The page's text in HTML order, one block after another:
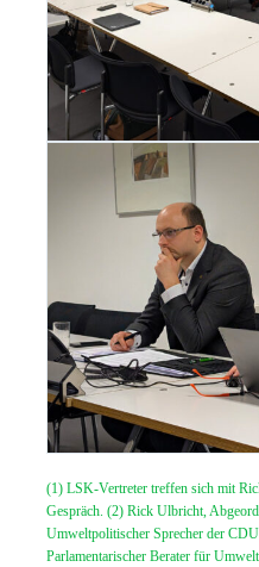
(1) LSK-Vertreter treffen sich mit
Gespräch. (2) Rick Ulbricht,
Umweltpolitischer Sprecher der
Parlamentarischer Berater für